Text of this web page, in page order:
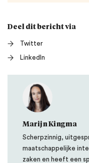
Deel dit bericht via
Twitter
LinkedIn
Marijn Kingma
Scherpzinnig,
maatschappelijke
zaken en heeft een